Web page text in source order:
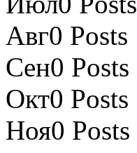
Авг0 Posts
Сен0 Posts
Окт0 Posts
Ноя0 Posts